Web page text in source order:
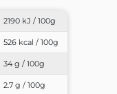
2190 kJ / 100g
526 kcal / 100g
34 g / 100g
2.7 g / 100g